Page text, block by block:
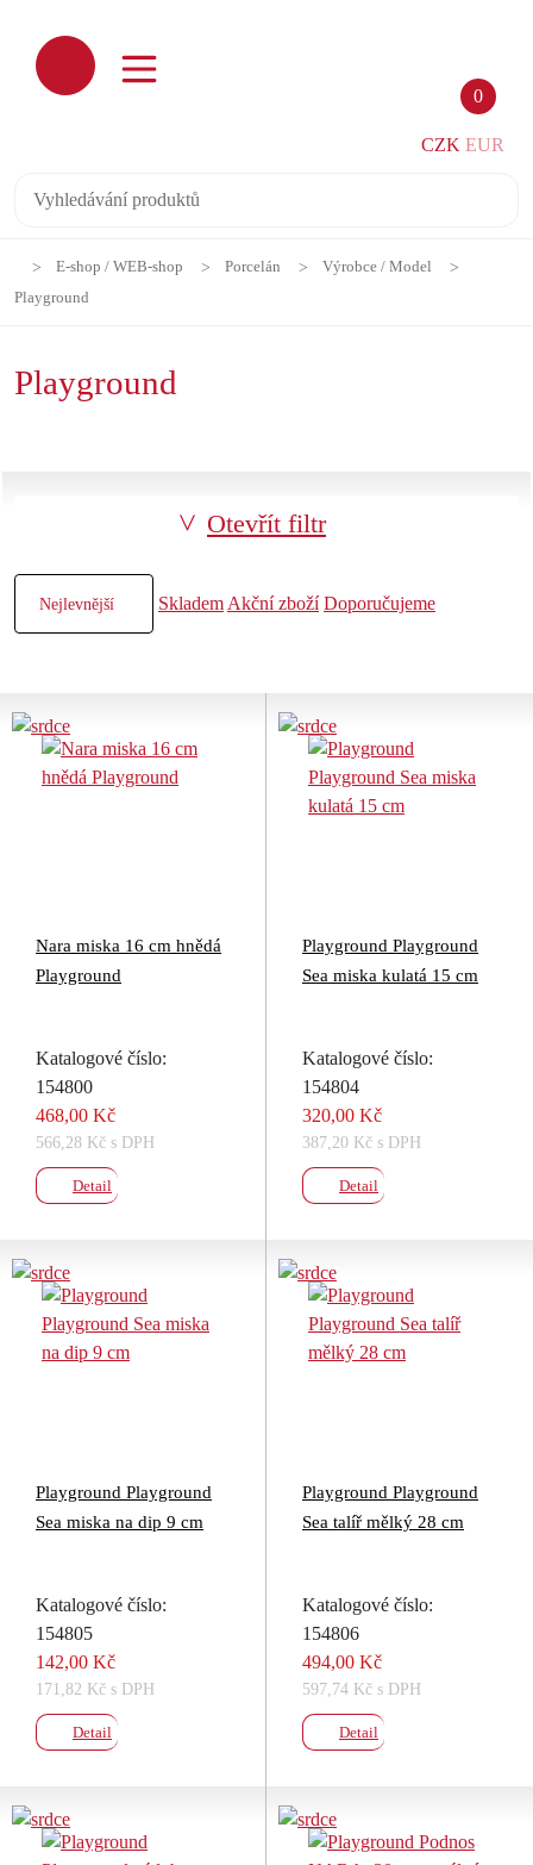
0
CZK EUR
E-shop / WEB-shop Porcelán
Výrobce / Model
Playground
Playground
Otevřít filtr
Skladem Akční zboží Doporučujeme
Nara miska 16 cm hnědá
Playground
Katalogové číslo:
154800
468,00 Kč
566,28 Kč s DPH
Detail
Playground Playground
Sea miska kulatá 15 cm
Katalogové číslo:
154804
320,00 Kč
387,20 Kč s DPH
Detail
Playground Playground
Sea miska na dip 9 cm
Katalogové číslo:
154805
142,00 Kč
171,82 Kč s DPH
Detail
Playground Playground
Sea talíř mělký 28 cm
Katalogové číslo:
154806
494,00 Kč
597,74 Kč s DPH
Detail